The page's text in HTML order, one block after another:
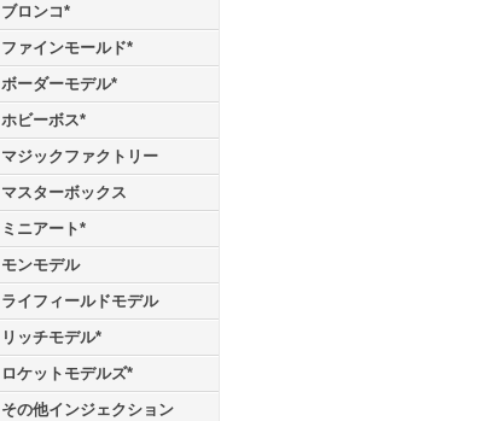
ブロンコ*
ファインモールド*
ボーダーモデル*
ホビーボス*
マジックファクトリー
マスターボックス
ミニアート*
モンモデル
ライフィールドモデル
リッチモデル*
ロケットモデルズ*
その他インジェクション